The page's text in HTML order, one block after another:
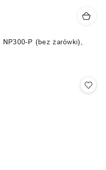
P (bez żarówki),